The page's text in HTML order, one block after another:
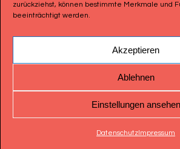
zurückziehst, können bestimmte Merkmale und
beeinträchtigt werden.
Akzeptieren
Ablehnen
Einstellungen ansehen
DatenschutzImpressum